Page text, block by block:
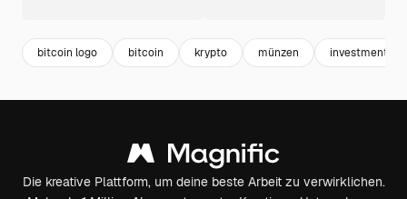
bitcoin logo bitcoin krypto münzen investment
Die kreative Plattform, um deine beste Arbeit zu verwirklichen.